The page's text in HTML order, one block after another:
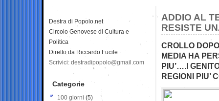
ADDIO AL
RESISTE
CROLLO
MEDIA HA
PIU’….I
REGIONI PIU’
Destra di Popolo.net
Circolo Genovese di Cultura e
Politica
Diretto da Riccardo Fucile
Scrivici: destradipopolo@gmail.com
Categorie
100 giorni (5)